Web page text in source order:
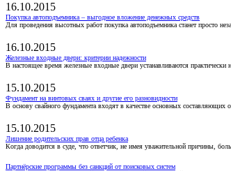
16.10.2015
Покупка автоподъемника – выгодное вложение денежных средств
Для проведения высотных работ покупка автоподъемника станет просто
16.10.2015
Железные входные двери: критерии надежности
В настоящее время железные входные двери устанавливаются
15.10.2015
Фундамент на винтовых сваях и другие его разновидности
В основу свайного фундамента входят в качестве основных
15.10.2015
Лишение родительских прав отца ребенка
Когда доводится в суде, что ответчик, не имея уважительной причины,
Партнёрские программы без санкций от поисковых систем